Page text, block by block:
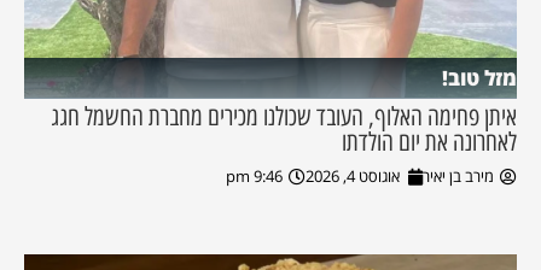
מזל טוב!
איתן פחימה האלוף, העובד שכולנו מכירים מחברת החשמל חגג
לאחרונה את יום הולדתו
מירב בן יאיר אוגוסט 4, 2026 9:46 pm